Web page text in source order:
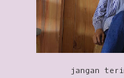
jangan